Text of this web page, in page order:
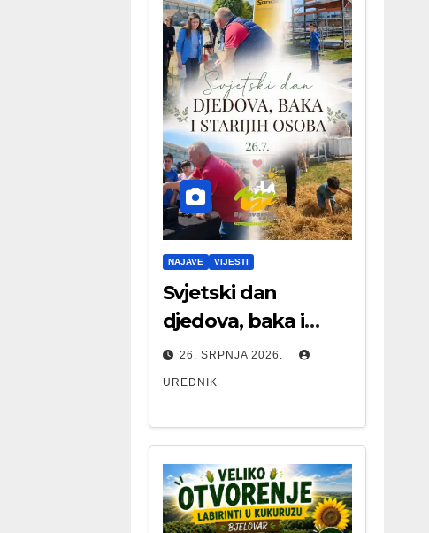
NAJAVE VIJESTI
Svjetski dan
djedova, baka i
starijih osoba
26. SRPNJA 2026.
UREDNIK